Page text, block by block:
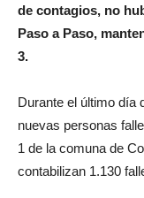
de contagios, no
Paso a Paso,
3.
Durante el último día
nuevas personas
1 de la comuna de
contabilizan 1.130